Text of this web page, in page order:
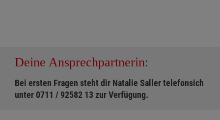
Deine Ansprechpartnerin:
Bei ersten Fragen steht dir Natalie Saller telefonsich
unter 0711 / 92582 13 zur Verfügung.